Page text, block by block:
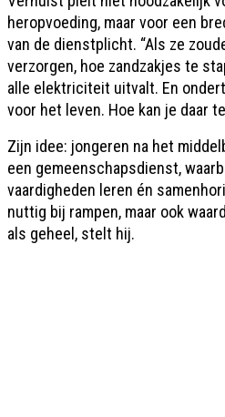
heropvoeding, maar voor een
van de dienstplicht. “Als ze
verzorgen, hoe zandzakjes te
alle elektriciteit uitvalt. En
voor het leven. Hoe kan je daar
Zijn idee: jongeren na het
een gemeenschapsdienst,
vaardigheden leren én
nuttig bij rampen, maar ook
als geheel, stelt hij.